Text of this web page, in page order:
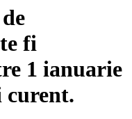
fi
1 ianuarie
curent.